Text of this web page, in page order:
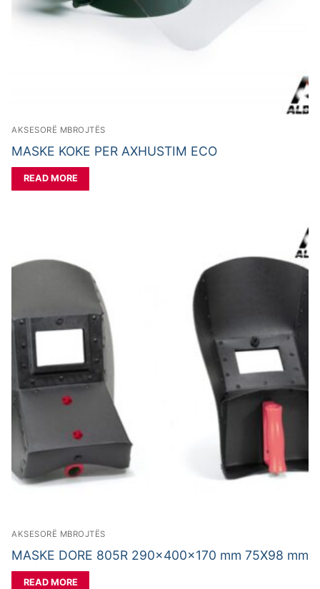
AKSESORË MBROJTËS
MASKE KOKE PER AXHUSTIM ECO
READ MORE
AKSESORË MBROJTËS
MASKE DORE 805R 290x400x170 mm 75X98 mm
READ MORE